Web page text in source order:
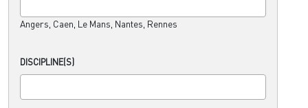
Angers, Caen, Le Mans, Nantes, Rennes
DISCIPLINE(S)